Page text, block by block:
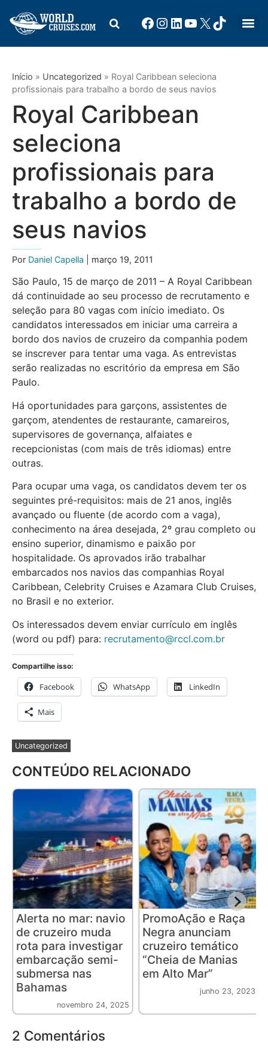
Início » Uncategorized » Royal Caribbean seleciona
profissionais para trabalho a bordo de seus navios
Royal Caribbean
seleciona
profissionais para
trabalho a bordo de
seus navios
Por Daniel Capella | março 19, 2011
São Paulo, 15 de março de 2011 – A Royal Caribbean
dá continuidade ao seu processo de recrutamento e
seleção para 80 vagas com início imediato. Os
candidatos interessados em iniciar uma carreira a
bordo dos navios de cruzeiro da companhia podem
se inscrever para tentar uma vaga. As entrevistas
serão realizadas no escritório da empresa em São
Paulo.
Há oportunidades para garçons, assistentes de
garçom, atendentes de restaurante, camareiros,
supervisores de governança, alfaiates e
recepcionistas (com mais de três idiomas) entre
outras.
Para ocupar uma vaga, os candidatos devem ter os
seguintes pré-requisitos: mais de 21 anos, inglês
avançado ou fluente (de acordo com a vaga),
conhecimento na área desejada, 2º grau completo ou
ensino superior, dinamismo e paixão por
hospitalidade. Os aprovados irão trabalhar
embarcados nos navios das companhias Royal
Caribbean, Celebrity Cruises e Azamara Club Cruises,
no Brasil e no exterior.
Os interessados devem enviar currículo em inglês
(word ou pdf) para: recrutamento@rccl.com.br
Compartilhe isso:
Facebook WhatsApp LinkedIn
Mais
Uncategorized
CONTEÚDO RELACIONADO
Alerta no mar: navio
de cruzeiro muda
rota para investigar
embarcação semi-
submersa nas
Bahamas
novembro 24, 2025
PromoAção e Raça
Negra anunciam
cruzeiro temático
“Cheia de Manias
em Alto Mar”
junho 23, 2023
2 Comentários